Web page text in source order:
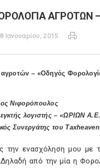
ΑΓΡΟΤΩΝ
8 Ιανουαρίου, 2015
– «Οδηγός
Νιφορόπουλος
λογιστής – «ΩΡΙΩΝ
Συνεργάτης του
την ενασχόληση μου με
Δηλαδή από την μία η